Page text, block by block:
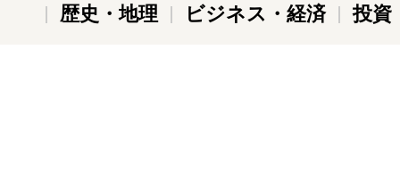
歴史・地理
ビジネス・経済 投資